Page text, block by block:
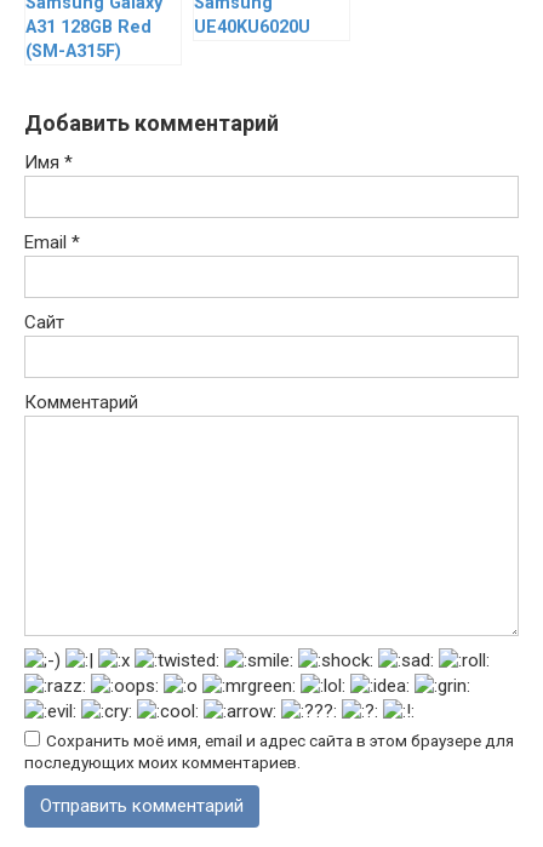
A31 128GB Red
(SM-A315F)
UE40KU6020U
Добавить комментарий
Имя *
Email *
Сайт
Комментарий
Сохранить моё имя, email и адрес сайта в этом браузере для
последующих моих комментариев.